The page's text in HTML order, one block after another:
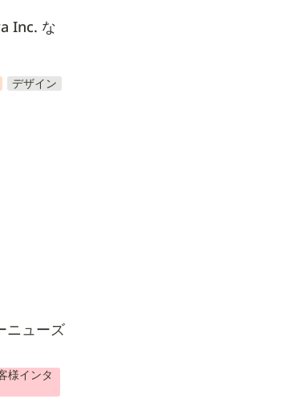
Inc. な
デザイン
ーズ
ニューズ
様インタ